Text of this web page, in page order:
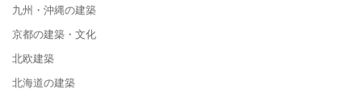
九州・沖縄の建築
京都の建築・文化
北欧建築
北海道の建築